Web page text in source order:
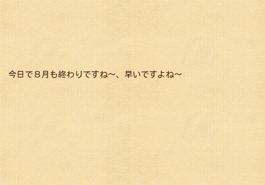
今日で８月も終わりですね～、早いですよね～